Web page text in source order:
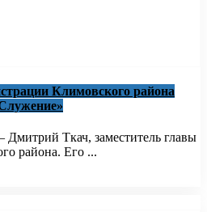
Климовского района
Ткач, заместитель главы
района. Его ...